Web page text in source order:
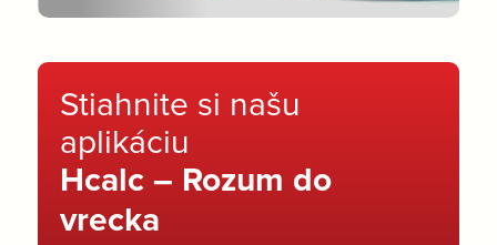
Stiahnite si našu
aplikáciu
Hcalc – Rozum do
vrecka